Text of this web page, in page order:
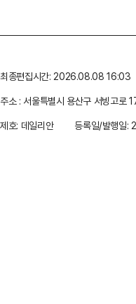
최종편집시간: 2026.08.08 16:03
주소 : 서울특별시 용산구 서빙고로
제호: 데일리안
등록일/발행일